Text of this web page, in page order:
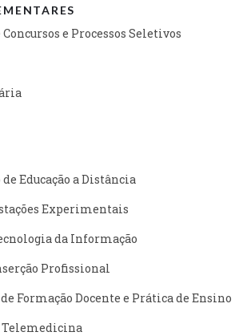
e Processos Seletivos
Educação a Distância
Experimentais
da Informação
Profissional
Formação Docente e Prática de Ensino
Telemedicina